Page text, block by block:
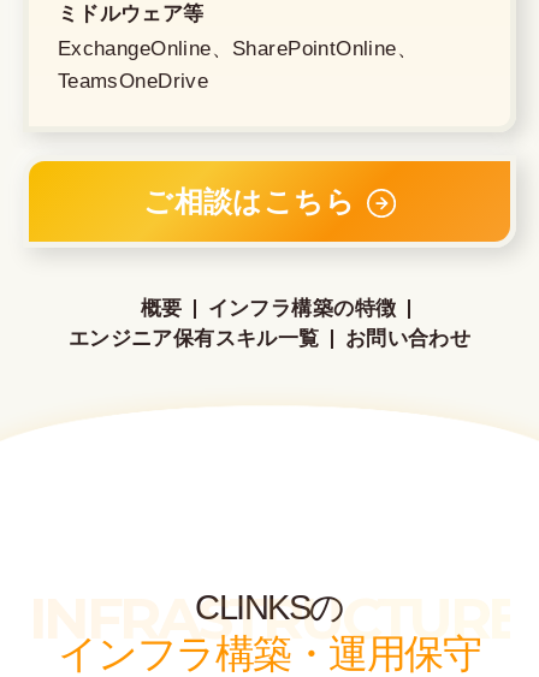
ミドルウェア等
ExchangeOnline、SharePointOnline、
TeamsOneDrive
ご相談はこちら
概要
インフラ構築の特徴
エンジニア保有スキル一覧
お問い合わせ
CLINKSの
インフラ構築・運用保守
INFRASTRUCTURE